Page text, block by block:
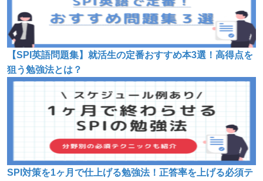
【SPI英語問題集】就活生の定番おすすめ本3選！高得点を
狙う勉強法とは？
SPI対策を1ヶ月で仕上げる勉強法！正答率を上げる必須テ